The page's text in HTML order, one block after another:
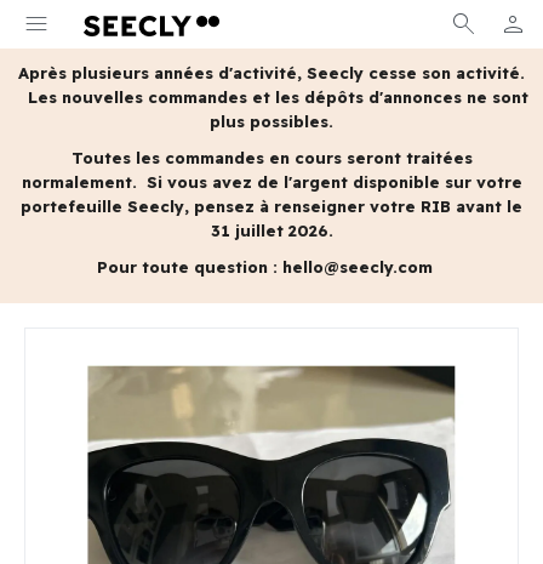
menu search person
MON
Après plusieurs années d'activité, Seecly cesse son activité.
Les nouvelles commandes et les dépôts d'annonces ne sont
plus possibles.
Toutes les commandes en cours seront traitées
normalement. Si vous avez de l'argent disponible sur votre
portefeuille Seecly, pensez à renseigner votre RIB avant le
31 juillet 2026.
Pour toute question : hello@seecly.com